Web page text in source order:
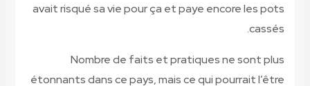
avait risqué sa vie pour ça et paye
Nombre de faits et
étonnants dans ce pays, mais ce qui